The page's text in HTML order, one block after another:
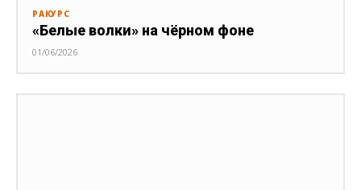
РАКУРС
«Белые волки» на чёрном фоне
01/06/2026